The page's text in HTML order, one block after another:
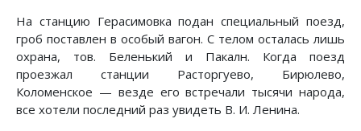
На станцию Герасимовка подан специальный поезд,
гроб поставлен в особый вагон. С телом осталась лишь
охрана, тов. Беленький и Пакалн. Когда поезд
проезжал станции Расторгуево, Бирюлево,
Коломенское — везде его встречали тысячи народа,
все хотели последний раз увидеть В. И. Ленина.